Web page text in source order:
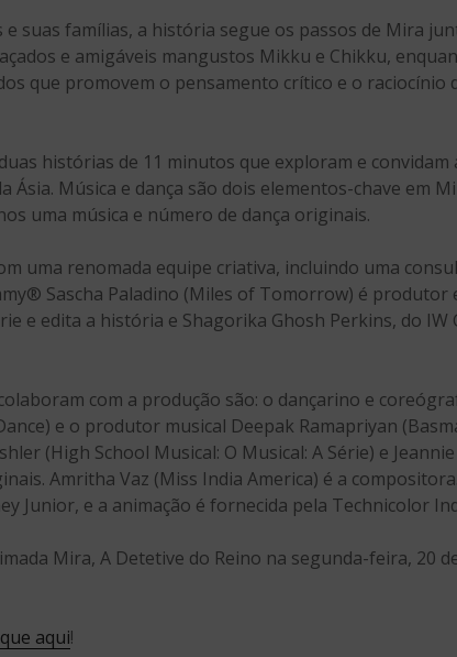
e suas famílias, a história segue os passos de Mira
e amigáveis mangustos ​​Mikku e Chikku,
que promovem o pensamento crítico e o raciocínio
histórias de 11 minutos que exploram e
Ásia. Música e dança são dois elementos-chave em
uma música e número de dança originais.
uma renomada equipe criativa, incluindo uma
Sascha Paladino (Miles of Tomorrow) é produtor
e edita a história e Shagorika Ghosh Perkins, do
com a produção são: o dançarino e
e o produtor musical Deepak Ramapriyan
(High School Musical: O Musical: A Série) e
Amritha Vaz (Miss India America) é a
Junior, e a animação é fornecida pela Technicolor
Mira, A Detetive do Reino na segunda-feira, 20
aqui!